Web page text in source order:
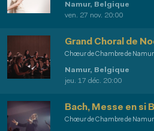
Namur, Belgique
ven. 27 nov. 20:00
Chœur de Chambre de Namur
Grand Choral de
Namur, Belgique
jeu. 17 déc. 20:00
Chœur de Chambre de Namur
Bach, Messe en si